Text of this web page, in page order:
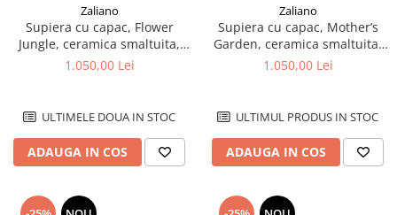
Zaliano
Supiera cu capac, Flower
Jungle, ceramica smaltuita,
pictata manual, volum 3 L
1.050,00 Lei
ULTIMELE DOUA IN STOC
ADAUGA IN COS
Zaliano
Supiera cu capac, Mother’s
Garden, ceramica smaltuita,
pictata manual, volum 3 L
1.050,00 Lei
ULTIMUL PRODUS IN STOC
ADAUGA IN COS